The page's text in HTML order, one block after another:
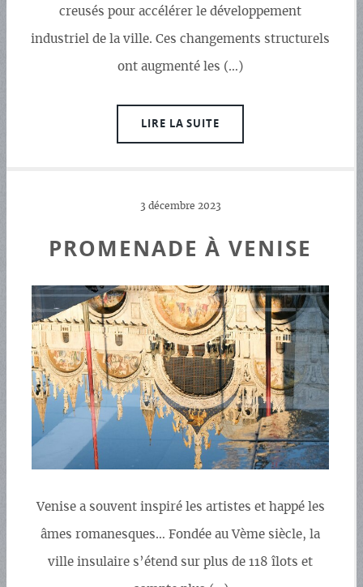
creusés pour accélérer le développement
industriel de la ville. Ces changements structurels
ont augmenté les (…)
LIRE LA SUITE
3 décembre 2023
PROMENADE À VENISE
Venise a souvent inspiré les artistes et happé les
âmes romanesques… Fondée au Vème siècle, la
ville insulaire s’étend sur plus de 118 îlots et